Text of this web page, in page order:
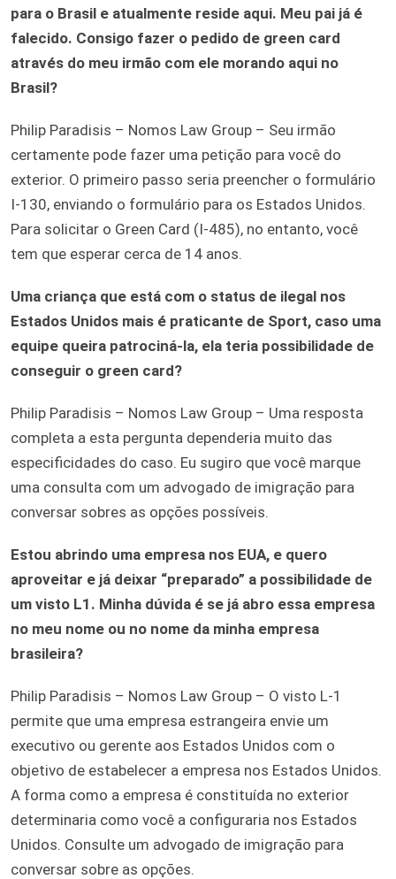
para o Brasil e atualmente reside aqui. Meu pai já é
falecido. Consigo fazer o pedido de green card
através do meu irmão com ele morando aqui no
Brasil?
Philip Paradisis – Nomos Law Group – Seu irmão
certamente pode fazer uma petição para você do
exterior. O primeiro passo seria preencher o formulário
I-130, enviando o formulário para os Estados Unidos.
Para solicitar o Green Card (I-485), no entanto, você
tem que esperar cerca de 14 anos.
Uma criança que está com o status de ilegal nos
Estados Unidos mais é praticante de Sport, caso uma
equipe queira patrociná-la, ela teria possibilidade de
conseguir o green card?
Philip Paradisis – Nomos Law Group – Uma resposta
completa a esta pergunta dependeria muito das
especificidades do caso. Eu sugiro que você marque
uma consulta com um advogado de imigração para
conversar sobres as opções possíveis.
Estou abrindo uma empresa nos EUA, e quero
aproveitar e já deixar “preparado” a possibilidade de
um visto L1. Minha dúvida é se já abro essa empresa
no meu nome ou no nome da minha empresa
brasileira?
Philip Paradisis – Nomos Law Group – O visto L-1
permite que uma empresa estrangeira envie um
executivo ou gerente aos Estados Unidos com o
objetivo de estabelecer a empresa nos Estados Unidos.
A forma como a empresa é constituída no exterior
determinaria como você a configuraria nos Estados
Unidos. Consulte um advogado de imigração para
conversar sobre as opções.